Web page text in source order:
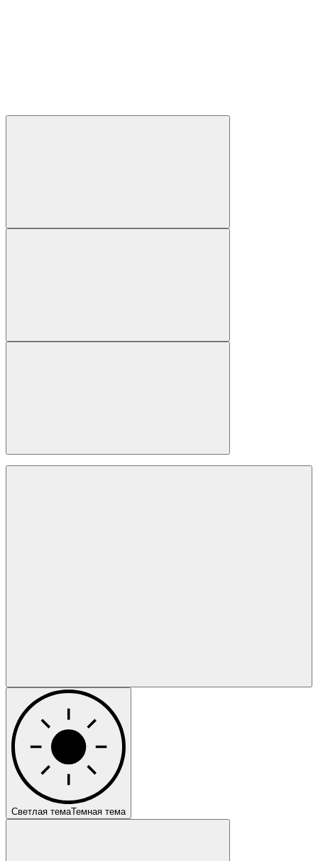
Светлая темаТемная тема